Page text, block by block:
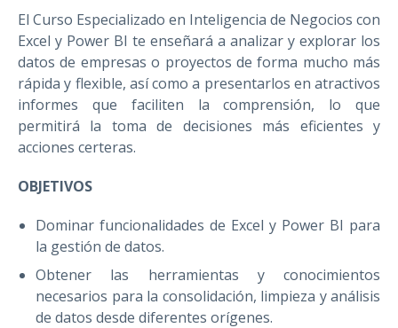
El Curso Especializado en Inteligencia de Negocios con
Excel y Power BI te enseñará a analizar y explorar los
datos de empresas o proyectos de forma mucho más
rápida y flexible, así como a presentarlos en atractivos
informes que faciliten la comprensión, lo que
permitirá la toma de decisiones más eficientes y
acciones certeras.
OBJETIVOS
Dominar funcionalidades de Excel y Power BI para
la gestión de datos.
Obtener las herramientas y conocimientos
necesarios para la consolidación, limpieza y análisis
de datos desde diferentes orígenes.